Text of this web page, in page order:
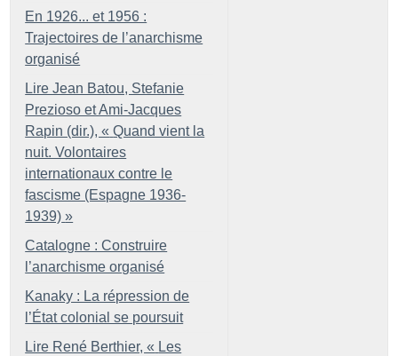
En 1926... et 1956 :
Trajectoires de l’anarchisme
organisé
Lire Jean Batou, Stefanie
Prezioso et Ami-Jacques
Rapin (dir.), « Quand vient la
nuit. Volontaires
internationaux contre le
fascisme (Espagne 1936-
1939) »
Catalogne : Construire
l’anarchisme organisé
Kanaky : La répression de
l’État colonial se poursuit
Lire René Berthier, « Les